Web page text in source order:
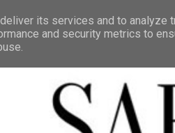
its services and to analyze
and security metrics to